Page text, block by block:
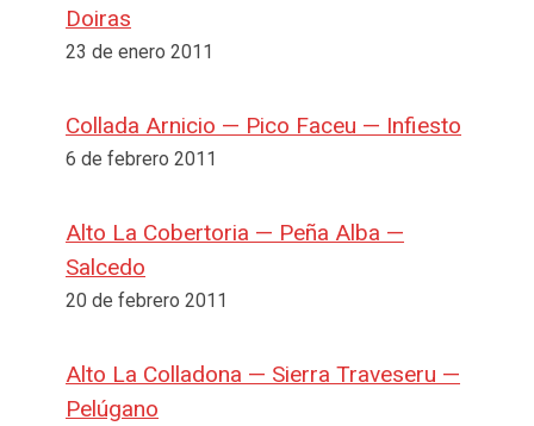
Doiras
23 de enero 2011
Collada Arnicio — Pico Faceu — Infiesto
6 de febrero 2011
Alto La Cobertoria — Peña Alba —
Salcedo
20 de febrero 2011
Alto La Colladona — Sierra Traveseru —
Pelúgano